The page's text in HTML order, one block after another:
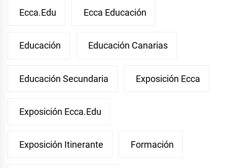
Ecca.edu Ecca Educación
Educación Educación Canarias
Educación Secundaria Exposición Ecca
Exposición Ecca.edu
Exposición Itinerante Formación